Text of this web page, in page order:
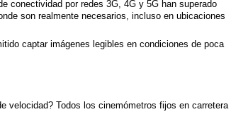
conectividad por redes 3G, 4G y 5G han superado
son realmente necesarios, incluso en ubicaciones
captar imágenes legibles en condiciones de poca
velocidad? Todos los cinemómetros fijos en carretera